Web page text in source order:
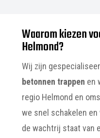
Waarom kiezen
Helmond?
Wij zijn
betonnen trappen en
regio Helmond en
we snel schakelen
de wachtrij staat van